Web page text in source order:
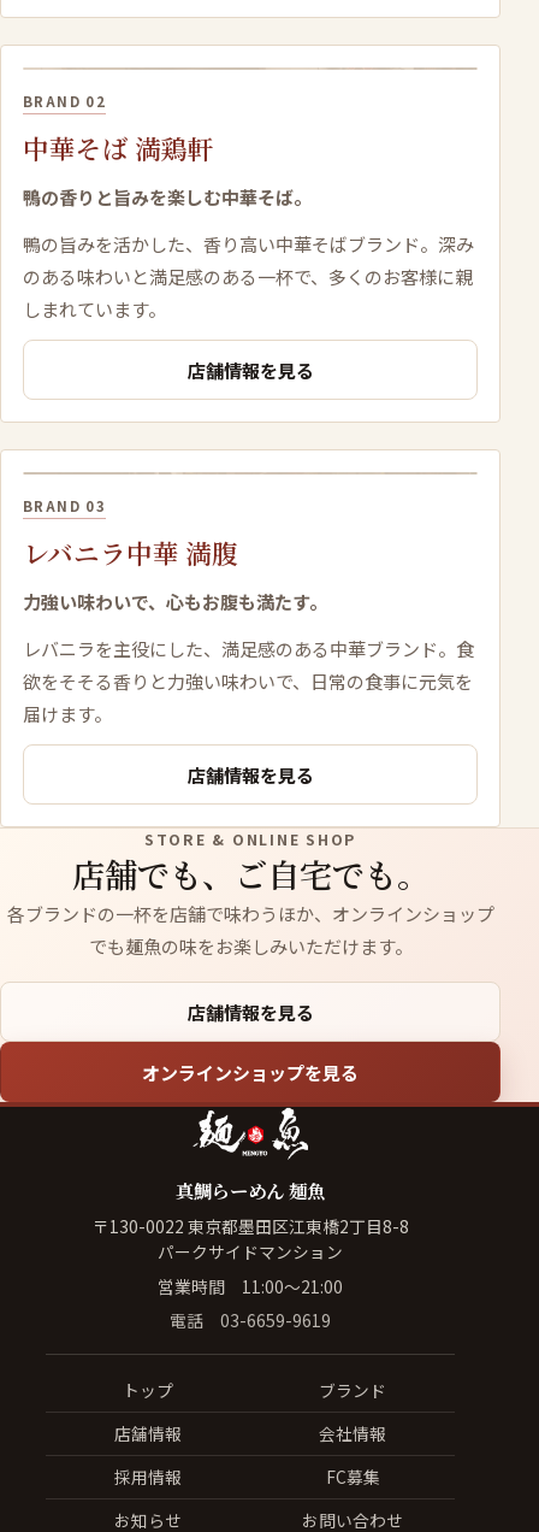
BRAND 02
中華そば 満鶏軒
鴨の香りと旨みを楽しむ中華そば。
鴨の旨みを活かした、香り高い中華そばブランド。深み
のある味わいと満足感のある一杯で、多くのお客様に親
しまれています。
店舗情報を見る
BRAND 03
レバニラ中華 満腹
力強い味わいで、心もお腹も満たす。
レバニラを主役にした、満足感のある中華ブランド。食
欲をそそる香りと力強い味わいで、日常の食事に元気を
届けます。
店舗情報を見る
STORE & ONLINE SHOP
店舗でも、ご自宅でも。
各ブランドの一杯を店舗で味わうほか、オンラインショップ
でも麺魚の味をお楽しみいただけます。
店舗情報を見る
オンラインショップを見る
真鯛らーめん 麺魚
〒130-0022 東京都墨田区江東橋2丁目8-8
パークサイドマンション
営業時間 11:00〜21:00
電話 03-6659-9619
トップ
ブランド
店舗情報
会社情報
採用情報
FC募集
お知らせ
お問い合わせ